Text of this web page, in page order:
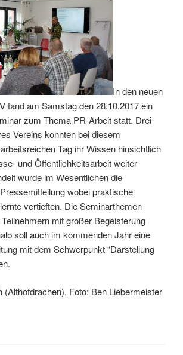
In den neuen
fand am Samstag den 28.10.2017 ein
zum Thema PR-Arbeit statt. Drei
Vereins konnten bei diesem
Tag ihr Wissen hinsichtlich
und Öffentlichkeitsarbeit weiter
wurde im Wesentlichen die
wobei praktische
vertieften. Die Seminarthemen
mit großer Begeisterung
soll auch im kommenden Jahr eine
mit dem Schwerpunkt “Darstellung
(Althofdrachen), Foto: Ben Liebermeister